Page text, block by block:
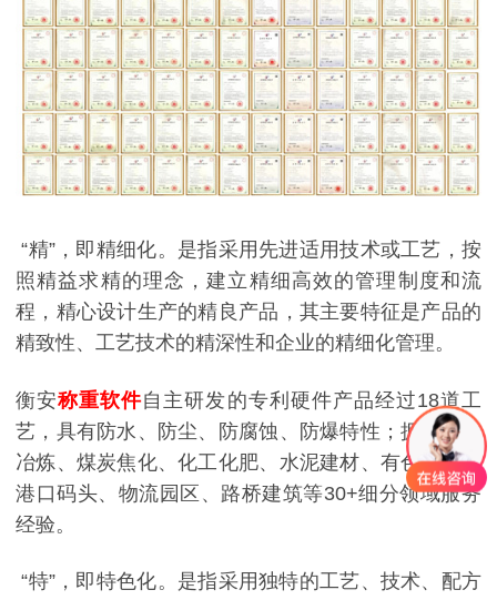
“精”，即精细化。是指采用先进适用技术或工艺，按
照精益求精的理念，建立精细高效的管理制度和流
程，精心设计生产的精良产品，其主要特征是产品的
精致性、工艺技术的精深性和企业的精细化管理。
衡安称重软件自主研发的专利硬件产品经过18道工
艺，具有防水、防尘、防腐蚀、防爆特性；拥有钢铁
冶炼、煤炭焦化、化工化肥、水泥建材、有色金属、
港口码头、物流园区、路桥建筑等30+细分领域服务
经验。
“特”，即特色化。是指采用独特的工艺、技术、配方